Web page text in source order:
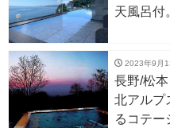
天風呂付
2023年9月
長野/松
北アルプ
るコテー